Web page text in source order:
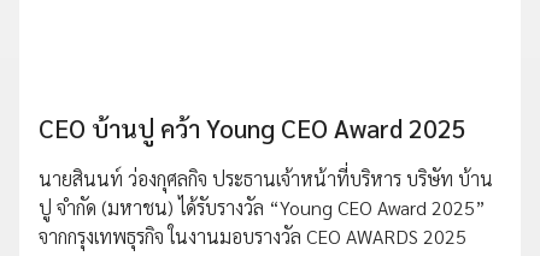
CEO บ้านปู คว้า Young CEO Award 2025
นายสินนท์ ว่องกุศลกิจ ประธานเจ้าหน้าที่บริหาร บริษัท บ้าน
ปู จำกัด (มหาชน) ได้รับรางวัล “Young CEO Award 2025”
จากกรุงเทพธุรกิจ ในงานมอบรางวัล CEO AWARDS 2025